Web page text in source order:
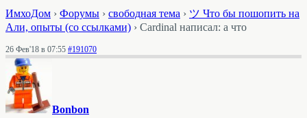
ИмхоДом › Форумы › свободная тема › ツ Что бы пошопить на
Али, опыты (со ссылками) › Cardinal написал: а что
26 Фев'18 в 07:55 #191070
Bonbon